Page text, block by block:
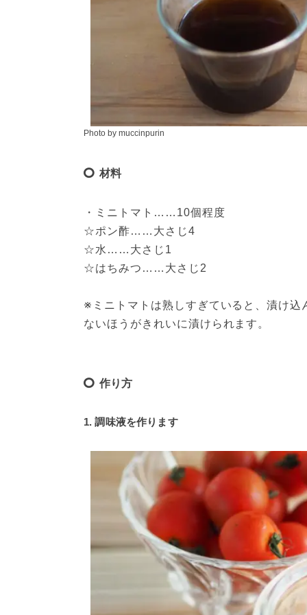
Photo by muccinpurin
材料
・ミニトマト……10個程度
☆ポン酢……大さじ4
☆水……大さじ1
☆はちみつ……大さじ2
※ミニトマトは熟しすぎていると、漬け
ないほうがきれいに漬けられます。
作り方
1. 調味液を作ります